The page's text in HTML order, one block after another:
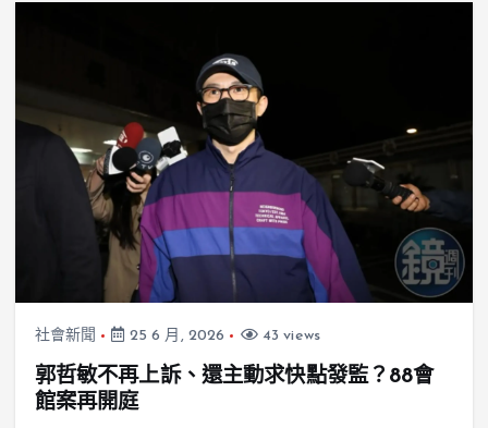
社會新聞 25 6 月, 2026 43 views
郭哲敏不再上訴、還主動求快點發監？88會
館案再開庭